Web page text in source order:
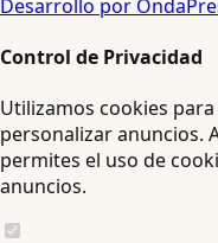
Desarrollo por
Control de Privacidad
Utilizamos cookies
personalizar anuncios.
permites el uso de
anuncios.